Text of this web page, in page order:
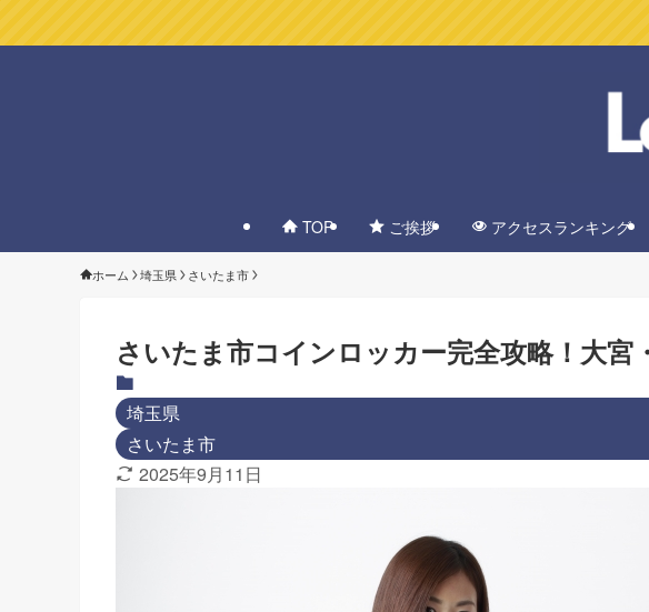
TOP ご挨拶 アクセスランキング
ホーム 埼玉県 さいたま市
さいたま市コインロッカー完全攻略！大宮
埼玉県
さいたま市
2025年9月11日